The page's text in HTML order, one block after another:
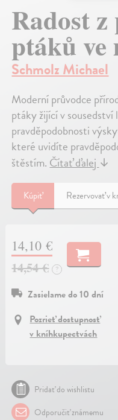
Radost
ptáků ve
Schmolz Michael
Moderní průvodce
ptáky žijící v
pravděpodobnosti
které uvidíte
štěstím.Čítať ďalej↓
Kúpiť Rezervovať v
14,10 €
14,54 €
?
Zasielame do 10 dní
Pozrieť dostupnosť
v kníhkupectvách
Pridať do wishlistu
Odporučiť známemu